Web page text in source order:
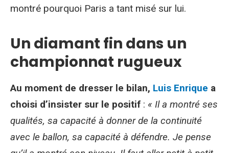
montré pourquoi Paris a tant misé sur lui.
Un diamant fin dans un
championnat rugueux
Au moment de dresser le bilan, Luis Enrique a
choisi d’insister sur le positif : « Il a montré ses
qualités, sa capacité à donner de la continuité
avec le ballon, sa capacité à défendre. Je pense